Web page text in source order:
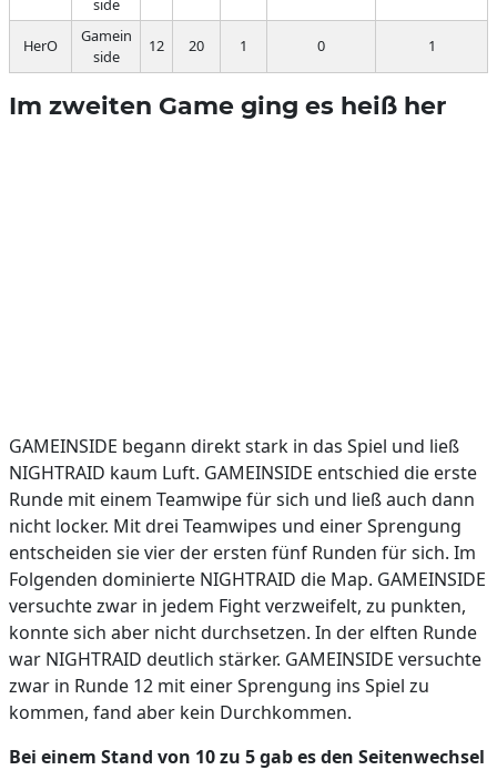
side
HerO
Gamein
side
12 20 1 0 1
Im zweiten Game ging es heiß her
GAMEINSIDE begann direkt stark in das Spiel und ließ
NIGHTRAID kaum Luft. GAMEINSIDE entschied die erste
Runde mit einem Teamwipe für sich und ließ auch dann
nicht locker. Mit drei Teamwipes und einer Sprengung
entscheiden sie vier der ersten fünf Runden für sich. Im
Folgenden dominierte NIGHTRAID die Map. GAMEINSIDE
versuchte zwar in jedem Fight verzweifelt, zu punkten,
konnte sich aber nicht durchsetzen. In der elften Runde
war NIGHTRAID deutlich stärker. GAMEINSIDE versuchte
zwar in Runde 12 mit einer Sprengung ins Spiel zu
kommen, fand aber kein Durchkommen.
Bei einem Stand von 10 zu 5 gab es den Seitenwechsel